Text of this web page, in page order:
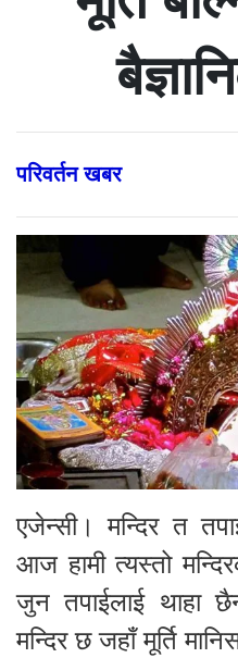
परिवर्तन खबर
एजेन्सी। मन्दिर त
आज हामी त्यस्तो
जुन तपाईलाई थाहा
मन्दिर छ जहाँ मूर्ति